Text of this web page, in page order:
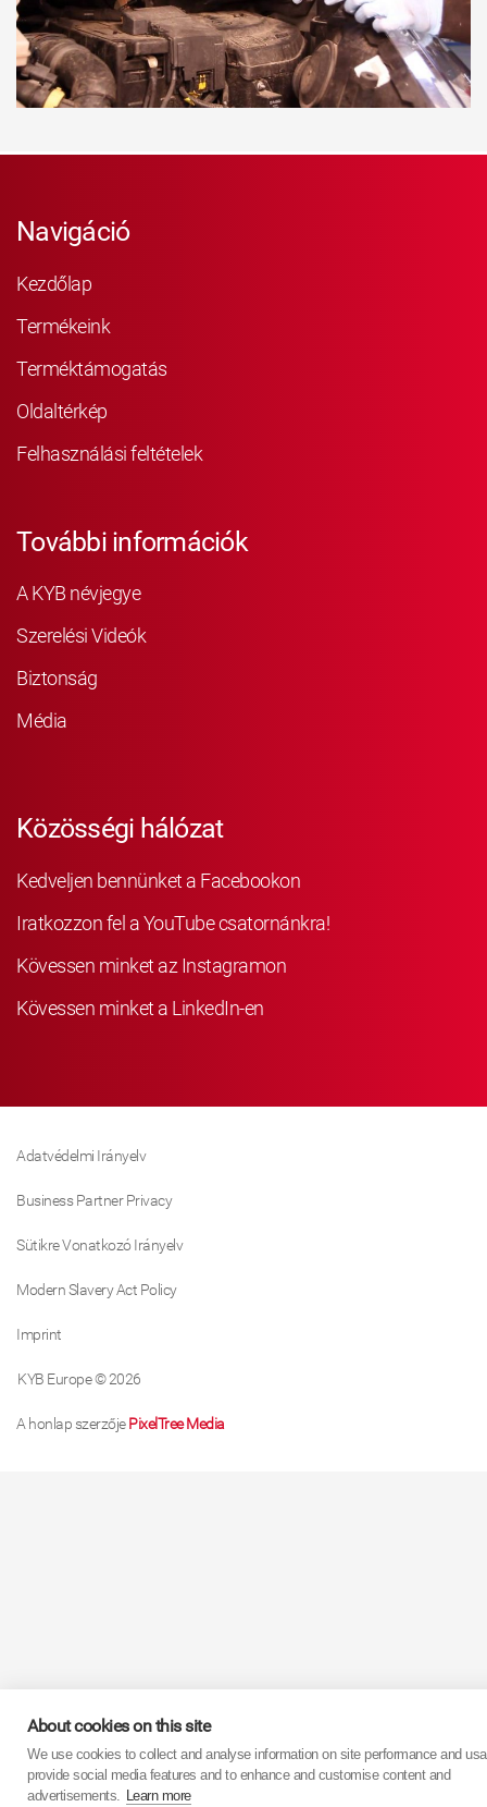
Navigáció
Kezdőlap
Termékeink
Terméktámogatás
Oldaltérkép
Felhasználási feltételek
További információk
A KYB névjegye
Szerelési Videók
Biztonság
Média
Közösségi hálózat
Kedveljen bennünket a Facebookon
Iratkozzon fel a YouTube csatornánkra!
Kövessen minket az Instagramon
Kövessen minket a LinkedIn-en
Adatvédelmi Irányelv
Business Partner Privacy
Sütikre Vonatkozó Irányelv
Modern Slavery Act Policy
Imprint
KYB Europe © 2026
A honlap szerzőjePixelTree Media
About cookies on this site
We use cookies to collect and analyse information on site performance and
provide social media features and to enhance and customise content and
advertisements. Learn more